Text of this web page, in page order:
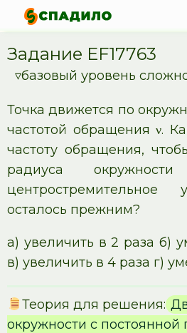
Задание EF17763
▿базовый уровень
Точка движется по
частотой обращения ν.
частоту обращения,
радиуса
центростремительное
осталось прежним?
а) увеличить в 2 раза б)
в) увеличить в 4 раза г)
Теория для решения:
окружности с